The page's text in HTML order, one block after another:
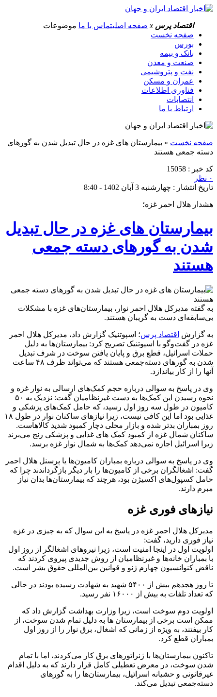
اقتصاد پرس x صفحه اصلیتماس با ما موضوعات
صفحه نخست
بورس
بانک و بیمه
صنعت و معدن
نفت و پتروشیمی
عمران و مسکن
فناوری اطلاعات
انتصابات
ارتباط با ما
صفحه نخست » بیمارستان های غزه در حال تبدیل شدن به گورهای
دسته جمعی هستند
کد خبر : 15058
۰ نظر
تاریخ انتشار : چهارشنبه 3 آبان 1402 - 8:40
هشدار هلال احمر غزه؛
بیمارستان های غزه در حال تبدیل
شدن به گورهای دسته جمعی
هستند
به گفته مدیرکل هلال احمر نوار، بیمارستان‌های غزه با مشکلات
بی‌سابقه‌ای دست به گریبان هستند.
به گزارش اقتصاد پرس؛ اسپوتنیک گزارش داد، مدیرکل هلال احمر
غزه در گفت‌وگو با اسپوتنیک تصریح کرد: بیمارستان‌ها به دلیل
حملات اسرائیل، قطع برق و پایان یافتن سوخت در شرف تبدیل
شدن به گورهای دسته‌جمعی هستند که می‌تواند ظرف ۴۸ ساعت
آنها را از کار بیاندازد.
وی در پاسخ به سوالی درباره حجم کمک‌های ارسالی به نوار غزه و
نحوه رسیدن این کمک‌ها به دست غیرنظامیان گفت: نزدیک به ۵۰
کامیون در طول سه روز اول رسید، که حامل کمک‌های پزشکی و
غذایی بود اما این کافی نیست، زیرا نیازهای ساکنان نوار در طول ۱۸
روز بمباران بدتر شده و بازار محلی دچار کمبود شدید کالاهاست.
ساکنان شمال غزه از کمبود کمک ‌های غذایی و پزشکی رنج می‌برند
زیرا اسرائیل اجازه نمی‌دهد کمک‌ها به شمال نوار غزه برسد.
وی در پاسخ به سوالی درباره بمباران کامیون‌ها یا پرسنل هلال احمر
گفت: اشغالگران برخی از کامیون‌ها را بار دیگر بازگرداندند چرا که
حامل کسپول‌های اکسیژن بود، هرچند که بیمارستان‌ها بدان نیاز
مبرم دارند.
نیازهای فوری غزه
مدیرکل هلال احمر غزه در پاسخ به این سوال که به چیزی در غزه
نیاز فوری دارید، گفت:
اولویت اول در اینجا امنیت است، زیرا نیروهای اشغالگر از روز اول
با بمباران خانه‌ها و غیرنظامیان از روش جدیدی پیروی کردند که
ناقض کنوانسیون چهارم ژنو و قوانین بین‌المللی حقوق بشر است.
تا روز هجدهم بیش از ۵۴۰۰ شهید به شهادت رسیده بودند در حالی
که تعداد تلفات به بیش از ۱۶۰۰۰ نفر رسید.
اولویت دوم سوخت است، زیرا وزارت بهداشت گزارش داد که
ممکن است برخی از بیمارستان ها به دلیل تمام شدن سوخت، از
کار بیفتند، به ویژه از زمانی که اشغال، برق نوار را از روز اول
بمباران قطع کرد.
تاکنون بیمارستان‌ها با ژنراتورهای برق کار می‌کردند، اما با تمام
شدن سوخت، در معرض تعطیلی کامل قرار دارند که به دلیل اقدام
غیرقانونی و حشیانه اسرائیل، بیمارستان‌ها را به گورهای
دسته‌جمعی تبدیل می‌کند.